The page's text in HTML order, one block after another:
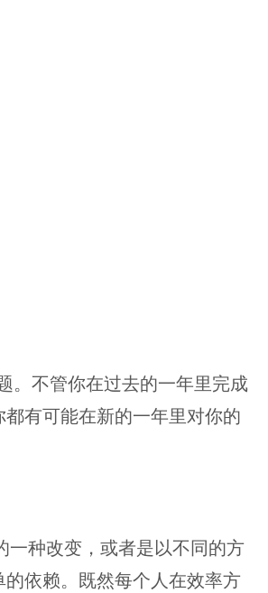
。不管你在过去的一年里完成
有可能在新的一年里对你的
种改变，或者是以不同的方
依赖。既然每个人在效率方